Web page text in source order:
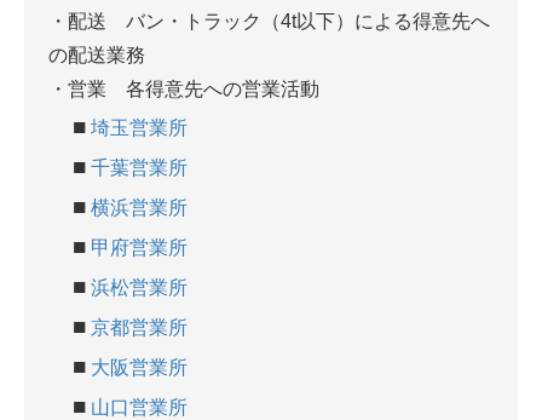
・配送 バン・トラック（4t以下）による得意先へ
の配送業務
・営業 各得意先への営業活動
■ 埼玉営業所
■ 千葉営業所
■ 横浜営業所
■ 甲府営業所
■ 浜松営業所
■ 京都営業所
■ 大阪営業所
■ 山口営業所